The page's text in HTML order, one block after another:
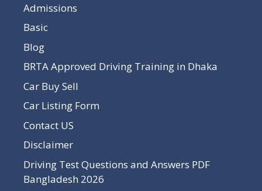
Admissions
Basic
Blog
BRTA Approved Driving Training in Dhaka
Car Buy Sell
Car Listing Form
Contact US
Disclaimer
Driving Test Questions and Answers PDF
Bangladesh 2026